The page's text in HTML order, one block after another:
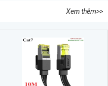
Xem thêm>>